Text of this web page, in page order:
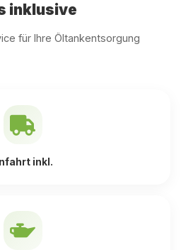
inklusive
für Ihre Öltankentsorgung
inkl.